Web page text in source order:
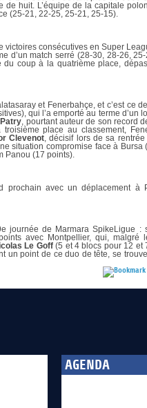
huit. L’équipe de la capitale
(25-21, 22-25, 25-21, 25-15).
consécutives en Super
d’un match serré (28-30, 28-26,
du coup à la quatrième place,
et Fenerbahçe, et c’est ce
qui l’a emporté au terme d’un
, pourtant auteur de son record
place au classement,
Clevenot, décisif lors de sa
situation compromise face à Bursa
Panou (17 points).
prochain avec un déplacement à
journée de Marmara SpikeLigue :
avec Montpellier, qui, malgré
Le Goff(5 et 4 blocs pour 12 et
un point de ce duo de tête, se
AGENDA